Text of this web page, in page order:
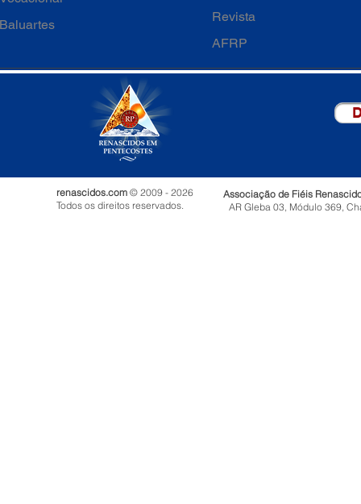
Baluartes
Revista
AFRP
renascidos.com © 2009 - 2026
Todos os direitos reservados.
Associação de Fiéis
AR Gleba 03, Módulo 369,